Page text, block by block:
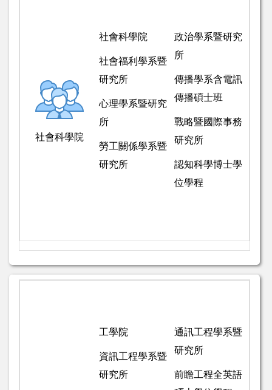
社會科學院
社會科學院
社會福利學系暨
研究所
心理學系暨研究
所
勞工關係學系暨
研究所
政治學系暨研究
所
傳播學系含電訊
傳播碩士班
戰略暨國際事務
研究所
認知科學博士學
位學程
工學院
資訊工程學系暨
研究所
通訊工程學系暨
研究所
前瞻工程全英語